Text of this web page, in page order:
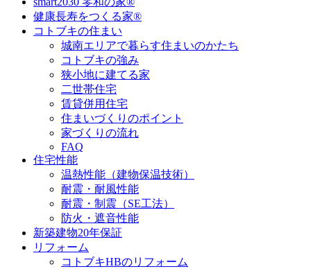
健康長寿をつくる家®
コトブキの住まい
城南エリアで暮らす住まいのかたち
コトブキの強み
狭小地に建てる家
二世帯住宅
賃貸併用住宅
住まいづくりのポイント
家づくりの流れ
FAQ
住宅性能
温熱性能（建物保温技術）
耐震・耐風性能
耐震・制震（SE工法）
防火・遮音性能
新築建物20年保証
リフォーム
コトブキHBのリフォーム